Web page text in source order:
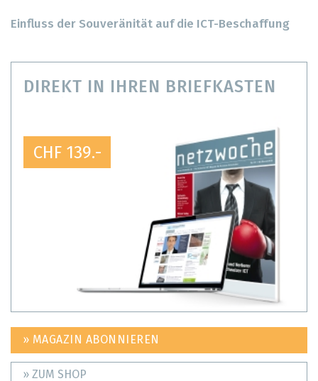
Einfluss der Souveränität auf die ICT-Beschaffung
DIREKT IN IHREN BRIEFKASTEN
CHF 139.-
» MAGAZIN ABONNIEREN
» ZUM SHOP